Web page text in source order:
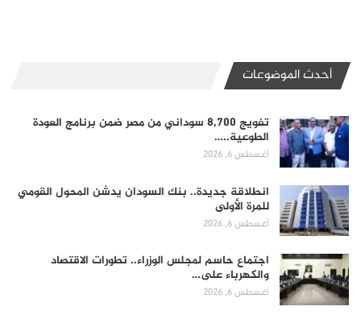
أحدث الموضوعات
تفويج 8,700 سوداني من مصر ضمن برنامج العودة
الطوعية..…
أغسطس 6, 2026
انطلاقة جديدة.. بنك السودان يدشن المحول القومي
للمرة الأولى
أغسطس 6, 2026
اجتماع حاسم لمجلس الوزراء.. تطورات الاقتصاد
والكهرباء على…
أغسطس 6, 2026